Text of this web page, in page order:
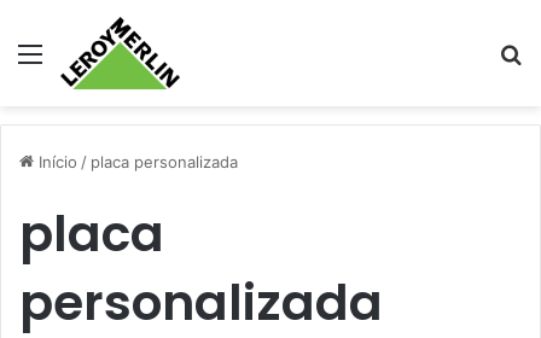
Menu
Início / placa personalizada
placa
personalizada